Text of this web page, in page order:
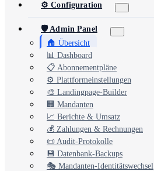
⚙️ Configuration
🛡️ Admin Panel
🏠 Übersicht
📊 Dashboard
📋 Abonnementpläne
⚙️ Plattformeinstellungen
🎨 Landingpage-Builder
🏢 Mandanten
📈 Berichte & Umsatz
💰 Zahlungen & Rechnungen
📜 Audit-Protokolle
💾 Datenbank-Backups
🎭 Mandanten-Identitätswechsel